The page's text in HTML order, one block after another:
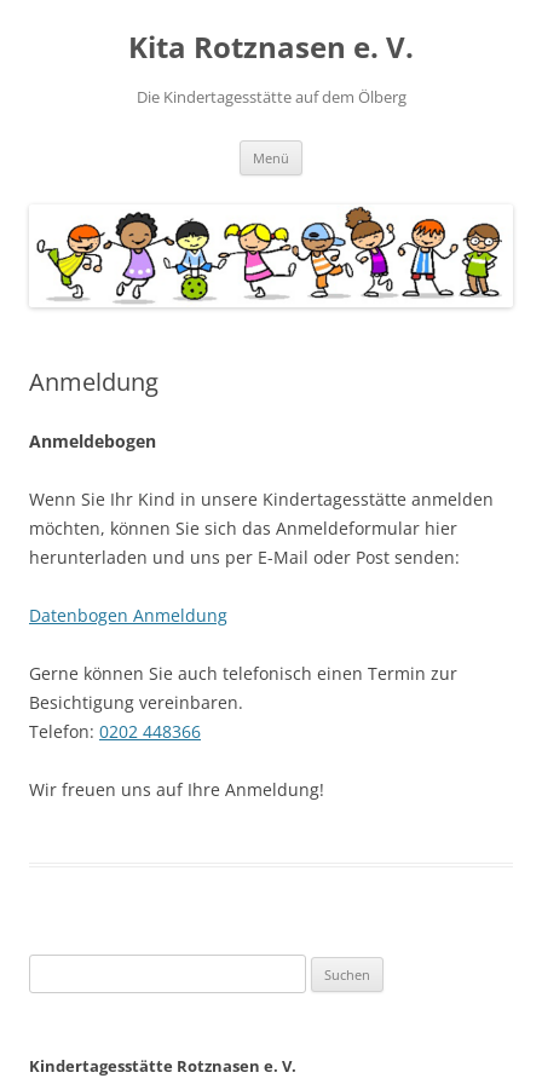
Kita Rotznasen e. V.
Die Kindertagesstätte auf dem Ölberg
Menü
Anmeldung
Anmeldebogen
Wenn Sie Ihr Kind in unsere Kindertagesstätte anmelden
möchten, können Sie sich das Anmeldeformular hier
herunterladen und uns per E-Mail oder Post senden:
Datenbogen Anmeldung
Gerne können Sie auch telefonisch einen Termin zur
Besichtigung vereinbaren.
Telefon: 0202 448366
Wir freuen uns auf Ihre Anmeldung!
nach:
Kindertagesstätte Rotznasen e. V.